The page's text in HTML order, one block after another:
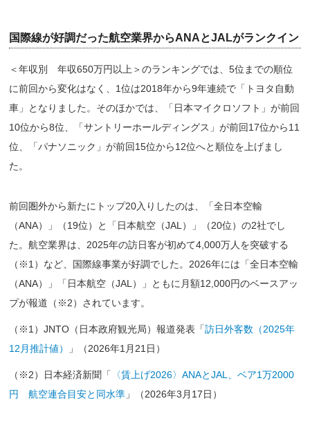
国際線が好調だった航空業界からANAとJALがランクイン
＜年収別 年収650万円以上＞のランキングでは、5位までの順位
に前回から変化はなく、1位は2018年から9年連続で「トヨタ自動
車」となりました。そのほかでは、「日本マイクロソフト」が前回
10位から8位、「サントリーホールディングス」が前回17位から11
位、「パナソニック」が前回15位から12位へと順位を上げまし
た。
前回圏外から新たにトップ20入りしたのは、「全日本空輸
（ANA）」（19位）と「日本航空（JAL）」（20位）の2社でし
た。航空業界は、2025年の訪日客が初めて4,000万人を突破する
（※1）など、国際線事業が好調でした。2026年には「全日本空輸
（ANA）」「日本航空（JAL）」ともに月額12,000円のベースアッ
プが報道（※2）されています。
（※1）JNTO（日本政府観光局）報道発表「訪日外客数（2025年
12月推計値）
」（2026年1月21日）
（※2）日本経済新聞「
〈賃上げ2026〉ANAとJAL、ベア1万2000
円 航空連合目安と同水準 」（2026年3月17日）